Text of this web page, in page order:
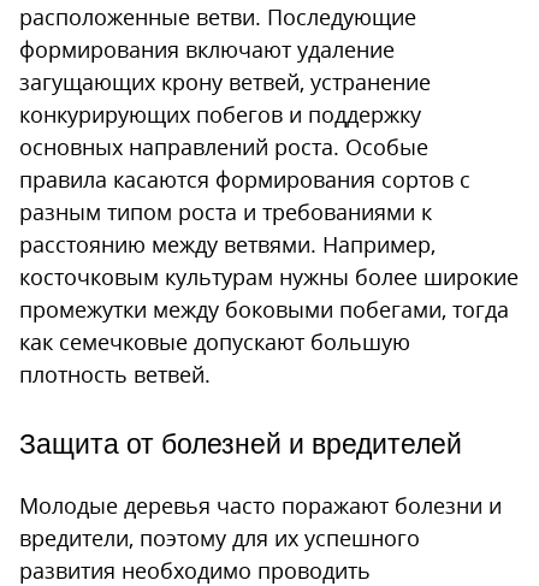
расположенные ветви. Последующие
формирования включают удаление
загущающих крону ветвей, устранение
конкурирующих побегов и поддержку
основных направлений роста. Особые
правила касаются формирования сортов с
разным типом роста и требованиями к
расстоянию между ветвями. Например,
косточковым культурам нужны более широкие
промежутки между боковыми побегами, тогда
как семечковые допускают большую
плотность ветвей.
Защита от болезней и вредителей
Молодые деревья часто поражают болезни и
вредители, поэтому для их успешного
развития необходимо проводить